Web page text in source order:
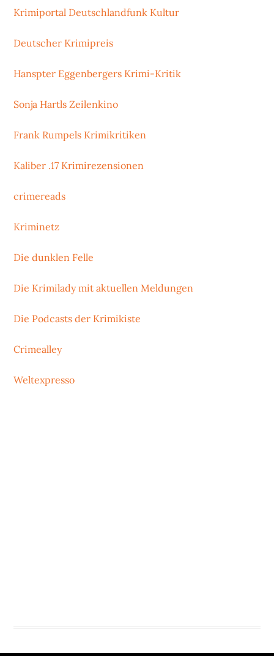
Krimiportal Deutschlandfunk Kultur
Deutscher Krimipreis
Hanspter Eggenbergers Krimi-Kritik
Sonja Hartls Zeilenkino
Frank Rumpels Krimikritiken
Kaliber .17 Krimirezensionen
crimereads
Kriminetz
Die dunklen Felle
Die Krimilady mit aktuellen Meldungen
Die Podcasts der Krimikiste
Crimealley
Weltexpresso